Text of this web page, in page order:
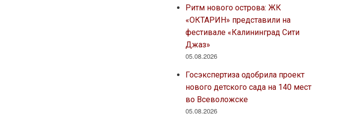
Ритм нового острова: ЖК
«ОКТАРИН» представили на
фестивале «Калининград Сити
Джаз»
05.08.2026
Госэкспертиза одобрила проект
нового детского сада на 140 мест
во Всеволожске
05.08.2026